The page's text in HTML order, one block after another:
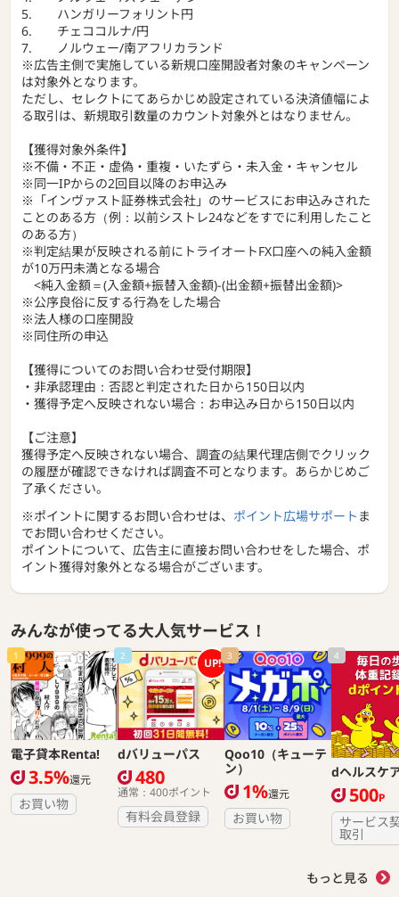
自動売買だけでなく、手動での取引も可能。
TradingViewを使った取引ができる。
5. ハンガリーフォリント円
6. チェココルナ/円
7. ノルウェー/南アフリカランド
※広告主側で実施している新規口座開設者対象のキャンペーン
は対象外となります。
ただし、セレクトにてあらかじめ設定されている決済値幅によ
る取引は、新規取引数量のカウント対象外とはなりません。
【獲得対象外条件】
※不備・不正・虚偽・重複・いたずら・未入金・キャンセル
※同一IPからの2回目以降のお申込み
※「インヴァスト証券株式会社」のサービスにお申込みされた
ことのある方（例：以前シストレ24などをすでに利用したこと
のある方）
※判定結果が反映される前にトライオートFX口座への純入金額
が10万円未満となる場合
<純入金額＝(入金額+振替入金額)-(出金額+振替出金額)>
※公序良俗に反する行為をした場合
※法人様の口座開設
※同住所の申込
【獲得についてのお問い合わせ受付期限】
・非承認理由：否認と判定された日から150日以内
・獲得予定へ反映されない場合：お申込み日から150日以内
【ご注意】
獲得予定へ反映されない場合、調査の結果代理店側でクリック
の履歴が確認できなければ調査不可となります。あらかじめご
了承ください。
※ポイントに関するお問い合わせは、 ポイント広場サポート ま
でお問い合わせください。
ポイントについて、広告主に直接お問い合わせをした場合、ポ
イント獲得対象外となる場合がございます。
みんなが使ってる大人気サービス！
1
電子貸本Renta!
3.5%還元
お買い物
2 UP!
dバリューパス
480
通常：400ポイント
有料会員登録
3
Qoo10（キューテ
ン）
1%還元
お買い物
4
dヘルスケ
500P
サービス
取引
もっと見る